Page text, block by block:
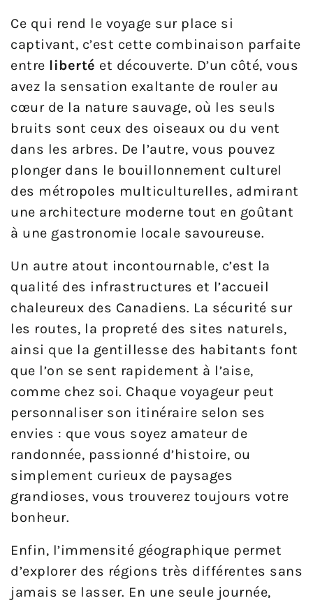
Ce qui rend le voyage sur place si
captivant, c’est cette combinaison parfaite
entre liberté et découverte. D’un côté, vous
avez la sensation exaltante de rouler au
cœur de la nature sauvage, où les seuls
bruits sont ceux des oiseaux ou du vent
dans les arbres. De l’autre, vous pouvez
plonger dans le bouillonnement culturel
des métropoles multiculturelles, admirant
une architecture moderne tout en goûtant
à une gastronomie locale savoureuse.
Un autre atout incontournable, c’est la
qualité des infrastructures et l’accueil
chaleureux des Canadiens. La sécurité sur
les routes, la propreté des sites naturels,
ainsi que la gentillesse des habitants font
que l’on se sent rapidement à l’aise,
comme chez soi. Chaque voyageur peut
personnaliser son itinéraire selon ses
envies : que vous soyez amateur de
randonnée, passionné d’histoire, ou
simplement curieux de paysages
grandioses, vous trouverez toujours votre
bonheur.
Enfin, l’immensité géographique permet
d’explorer des régions très différentes sans
jamais se lasser. En une seule journée,